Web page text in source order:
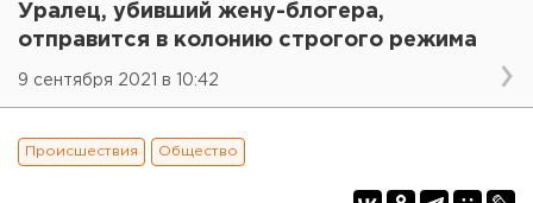
Уралец, убивший жену-блогера,
отправится в колонию строгого режима
9 сентября 2021 в 10:42
Происшествия Общество